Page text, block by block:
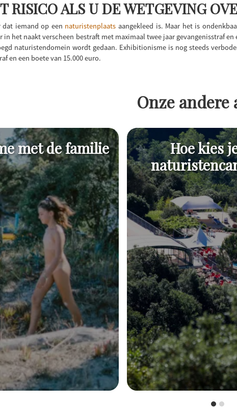
RISICO ALS U DE WETGEVING
dat iemand op een naturistenplaats aangekleed is. Maar het is
in het naakt verscheen bestraft met maximaal twee jaar gevangenisstraf
naturistendomein wordt gedaan. Exhibitionisme is nog steeds
en een boete van 15.000 euro.
Onze
met de familie
Hoe kies